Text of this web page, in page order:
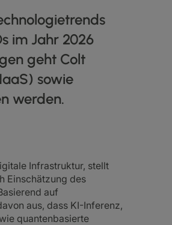
im Jahr 2026
geht Colt
sowie
werden.
Infrastruktur, stellt
Einschätzung des
auf
aus, dass KI-Inferenz,
quantenbasierte